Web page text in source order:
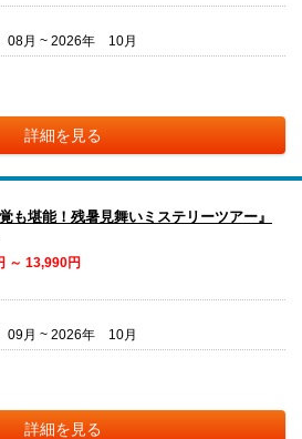
月 ~ 2026年 10月
詳細を見る
も堪能！残暑見舞いミステリーツアー』
～ 13,990円
月 ~ 2026年 10月
詳細を見る